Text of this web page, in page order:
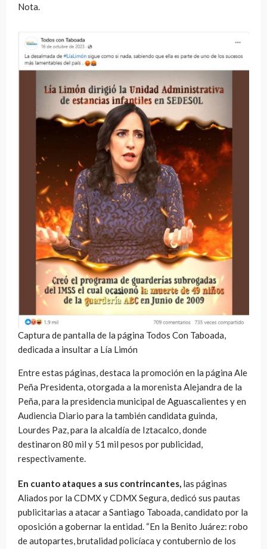
Nota.
Captura de pantalla de la página Todos Con Taboada,
dedicada a insultar a Lía Limón
Entre estas páginas, destaca la promoción en la página Ale
Peña Presidenta, otorgada a la morenista Alejandra de la
Peña, para la presidencia municipal de Aguascalientes y en
Audiencia Diario para la también candidata guinda,
Lourdes Paz, para la alcaldía de Iztacalco, donde
destinaron 80 mil y 51 mil pesos por publicidad,
respectivamente.
En cuanto ataques a sus contrincantes, las páginas
Aliados por la CDMX y CDMX Segura, dedicó sus pautas
publicitarias a atacar a Santiago Taboada, candidato por la
oposición a gobernar la entidad. “En la Benito Juárez: robo
de autopartes, brutalidad policíaca y contubernio de los